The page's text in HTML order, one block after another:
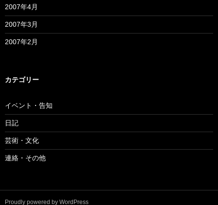
2007年4月
2007年3月
2007年2月
カテゴリー
イベント・告知
日記
芸術・文化
連絡・その他
Proudly powered by WordPress